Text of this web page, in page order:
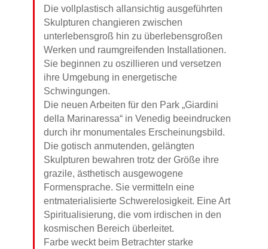
Die vollplastisch allansichtig ausgeführten
Skulpturen changieren zwischen
unterlebensgroß hin zu überlebensgroßen
Werken und raumgreifenden Installationen.
Sie beginnen zu oszillieren und versetzen
ihre Umgebung in energetische
Schwingungen.
Die neuen Arbeiten für den Park „Giardini
della Marinaressa“ in Venedig beeindrucken
durch ihr monumentales Erscheinungsbild.
Die gotisch anmutenden, gelängten
Skulpturen bewahren trotz der Größe ihre
grazile, ästhetisch ausgewogene
Formensprache. Sie vermitteln eine
entmaterialisierte Schwerelosigkeit. Eine Art
Spiritualisierung, die vom irdischen in den
kosmischen Bereich überleitet.
Farbe weckt beim Betrachter starke